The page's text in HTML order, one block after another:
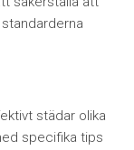
städar olika
specifika tips